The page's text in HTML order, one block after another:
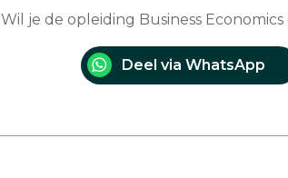
Wil je de opleiding Business
Deel via WhatsApp